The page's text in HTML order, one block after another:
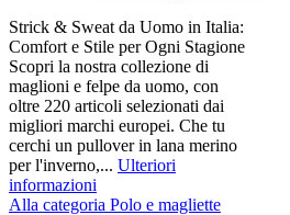
Strick & Sweat da Uomo in Italia:
Comfort e Stile per Ogni Stagione
Scopri la nostra collezione di
maglioni e felpe da uomo, con
oltre 220 articoli selezionati dai
migliori marchi europei. Che tu
cerchi un pullover in lana merino
per l'inverno,... Ulteriori
informazioni
Alla categoria Polo e magliette